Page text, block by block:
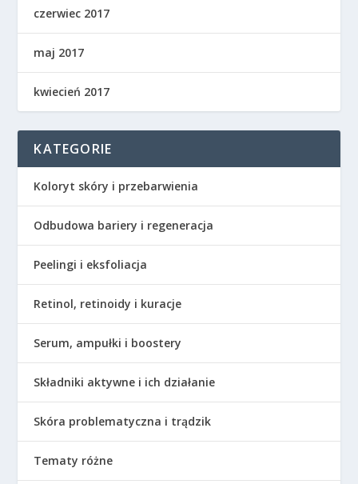
czerwiec 2017
maj 2017
kwiecień 2017
KATEGORIE
Koloryt skóry i przebarwienia
Odbudowa bariery i regeneracja
Peelingi i eksfoliacja
Retinol, retinoidy i kuracje
Serum, ampułki i boostery
Składniki aktywne i ich działanie
Skóra problematyczna i trądzik
Tematy różne